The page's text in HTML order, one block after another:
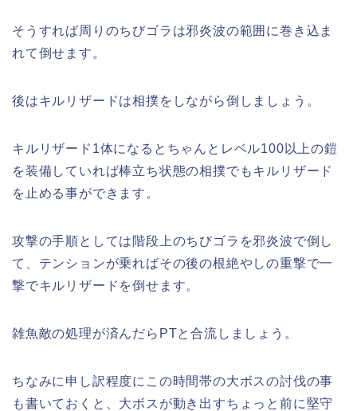
そうすれば周りのちびゴラは邪炎波の範囲に巻き込ま
れて倒せます。
後はキルリザードは相撲をしながら倒しましょう。
キルリザード1体になるとちゃんとレベル100以上の鎧
を装備していれば棒立ち状態の相撲でもキルリザード
を止める事ができます。
攻撃の手順としては階段上のちびゴラを邪炎波で倒し
て、テンションが乗ればその後の根絶やしの重撃で一
撃でキルリザードを倒せます。
雑魚敵の処理が済んだらPTと合流しましょう。
ちなみに申し訳程度にこの時間帯の大ボスの討伐の事
も書いておくと、大ボスが動き出すちょっと前に堅守